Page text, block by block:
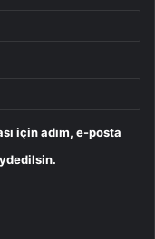
için adım, e-posta